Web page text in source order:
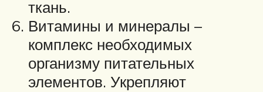
ткань.
Витамины и минералы –
комплекс необходимых
организму питательных
элементов. Укрепляют